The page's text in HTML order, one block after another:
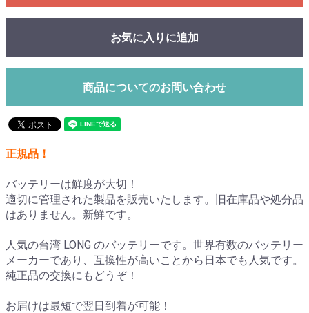
お気に入りに追加
商品についてのお問い合わせ
正規品！
バッテリーは鮮度が大切！
適切に管理された製品を販売いたします。旧在庫品や処分品
はありません。新鮮です。
人気の台湾 LONG のバッテリーです。世界有数のバッテリー
メーカーであり、互換性が高いことから日本でも人気です。
純正品の交換にもどうぞ！
お届けは最短で翌日到着が可能！